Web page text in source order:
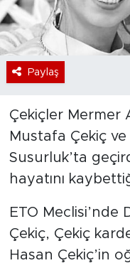
Paylaş
Çekiçler Mermer
Mustafa Çekiç ve
Susurluk’ta
hayatını
ETO Meclisi’nde
Çekiç, Çekiç
Hasan Çekiç’in
Magazin
Dünya